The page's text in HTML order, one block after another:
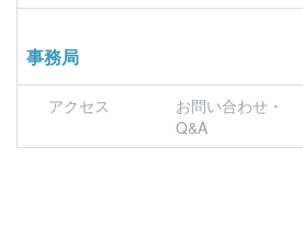
事務局
アクセス
お問い合わせ・
Q&A